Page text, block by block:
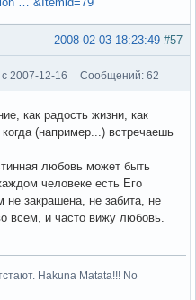
#57
2008-02-03 18:23:49
2007-12-16 Сообщений: 62
как радость жизни, как
(например...) встречаешь
любовь может быть
человеке есть Его
закрашена, не забита, не
всем, и часто вижу любовь.
Hakuna Matata!!! No